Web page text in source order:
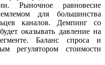
Рыночное равновесие
для большинства
каналов. Демпинг со
оказывать давление на
Баланс спроса и
регулятором стоимости